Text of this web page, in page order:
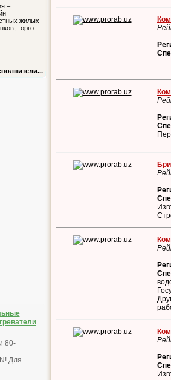
–
жилых
торго...
80-
Для